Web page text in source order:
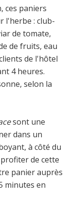
ces paniers
l'herbe : club-
de tomate,
de fruits, eau
de l'hôtel
4 heures.
selon la
sont une
dans un
à côté du
de cette
panier auprès
minutes en